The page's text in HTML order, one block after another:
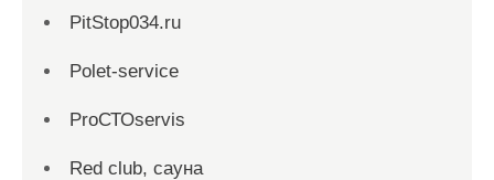
PitStop034.ru
Polet-service
ProСТОservis
Red сlub, сауна